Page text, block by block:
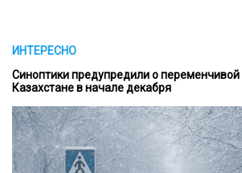
ИНТЕРЕСНО
Синоптики предупредили о переменчивой
Казахстане в начале декабря